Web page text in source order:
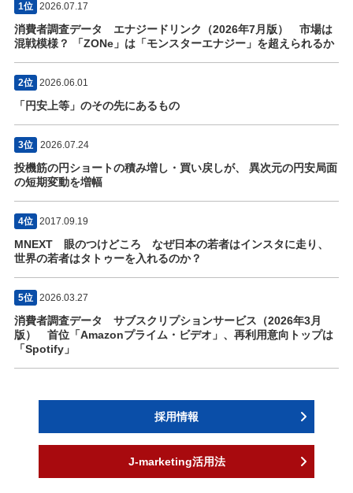
1位 2026.07.17
消費者調査データ エナジードリンク（2026年7月版） 市場は
混戦模様？ 「ZONe」は「モンスターエナジー」を超えられるか
2位 2026.06.01
「円安上等」のその先にあるもの
3位 2026.07.24
投機筋の円ショートの積み増し・買い戻しが、 異次元の円安局面
の短期変動を増幅
4位 2017.09.19
MNEXT 眼のつけどころ なぜ日本の若者はインスタに走り、
世界の若者はタトゥーを入れるのか？
5位 2026.03.27
消費者調査データ サブスクリプションサービス（2026年3月
版） 首位「Amazonプライム・ビデオ」、再利用意向トップは
「Spotify」
採用情報
J-marketing活用法